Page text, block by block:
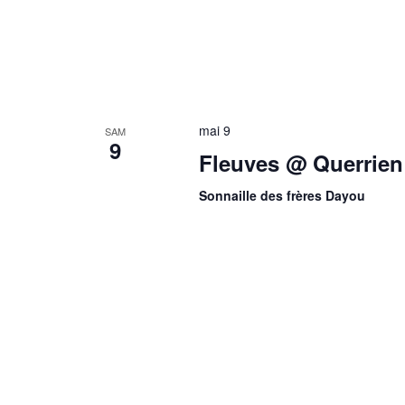
SAM
9
mai 9
Fleuves @
Sonnaille des frères Dayou